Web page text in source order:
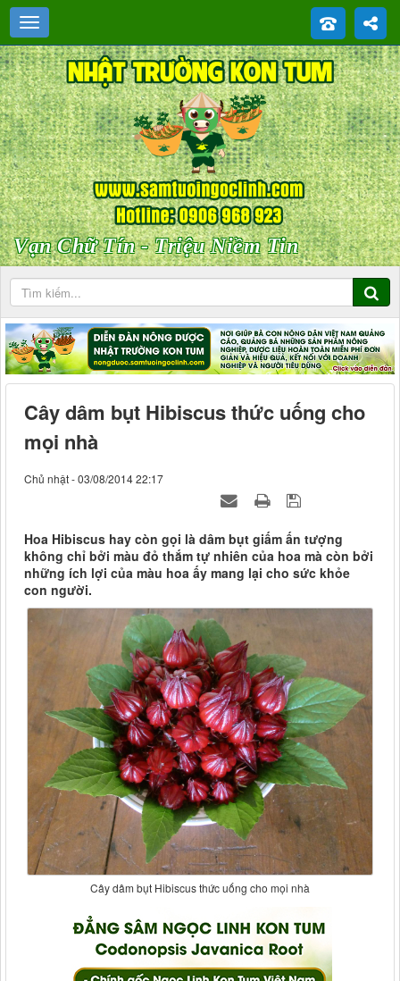
Vạn Chữ Tín - Triệu Niềm Tin
Cây dâm bụt Hibiscus thức uống cho
mọi nhà
Chủ nhật - 03/08/2014 22:17
Hoa Hibiscus hay còn gọi là dâm bụt giấm ấn tượng
không chỉ bởi màu đỏ thắm tự nhiên của hoa mà còn bởi
những ích lợi của màu hoa ấy mang lại cho sức khỏe
con người.
Cây dâm bụt Hibiscus thức uống cho mọi nhà